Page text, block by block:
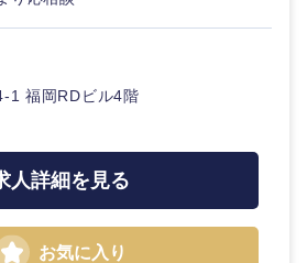
1 福岡RDビル4階
人詳細を見る
お気に入り